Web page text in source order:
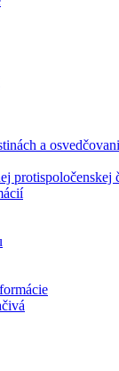
a
protispoločenskej